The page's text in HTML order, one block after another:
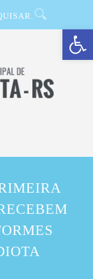
Barra de Ferramentas Aberta